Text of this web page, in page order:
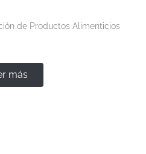
de Productos Alimenticios
más